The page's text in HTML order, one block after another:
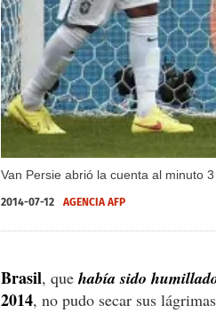
Van Persie abrió la cuenta al minuto
2014-07-12 AGENCIA AFP
Brasil, que había sido
2014, no pudo secar sus